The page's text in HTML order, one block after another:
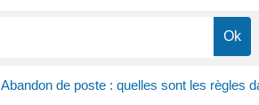
Abandon de poste : quelles sont les règles